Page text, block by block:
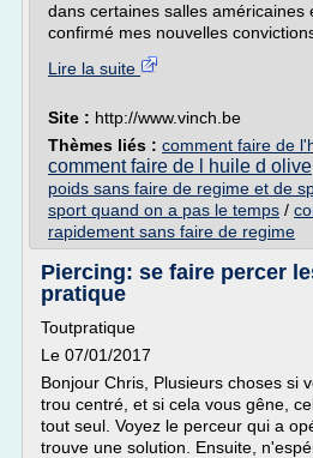
dans certaines salles américaines
confirmé mes nouvelles
Lire la suite
Site : http://www.vinch.be
Thèmes liés : comment faire de
comment faire de l huile d olive
poids sans faire de regime et de
sport quand on a pas le temps /
rapidement sans faire de regime
Piercing: se faire percer
pratique
Toutpratique
Le 07/01/2017
Bonjour Chris, Plusieurs choses si
trou centré, et si cela vous gêne,
tout seul. Voyez le perceur qui a
trouve une solution. Ensuite,